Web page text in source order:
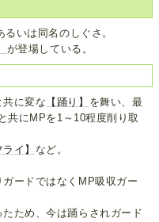
いは同名のしぐさ。
が登場している。
に変な 【踊り】 を舞い、最
共にMPを1～10程度削り取
イ】 など。
ードではなくMP吸収ガー
ため、今は踊らされガード